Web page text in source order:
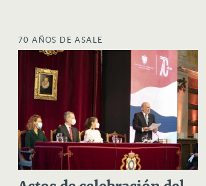
70 AÑOS DE ASALE